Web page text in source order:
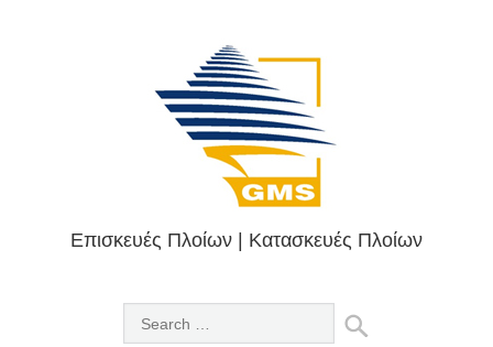
Επισκευές Πλοίων | Κατασκευές Πλοίων